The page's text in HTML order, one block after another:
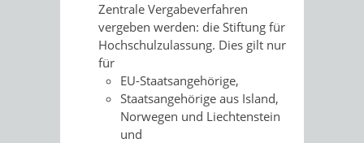
Zentrale Vergabeverfahren
vergeben werden: die Stiftung für
Hochschulzulassung. Dies gilt nur
für
EU-Staatsangehörige,
Staatsangehörige aus Island,
Norwegen und Liechtenstein
und